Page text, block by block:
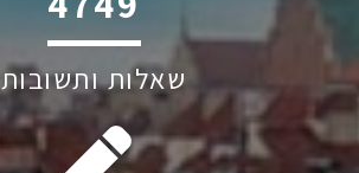
שאלות ותשובות